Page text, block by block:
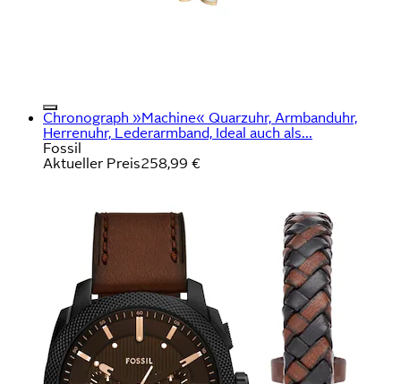
Chronograph »Machine« Quarzuhr, Armbanduhr,
Herrenuhr, Lederarmband, Ideal auch als...
Fossil
Aktueller Preis258,99 €